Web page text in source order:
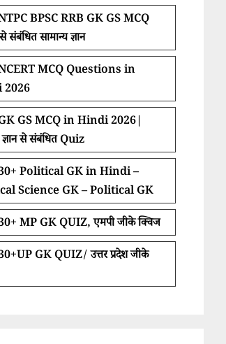
BPSC RRB GK GS MCQ
सामान्य ज्ञान
MCQ Questions in
GS MCQ in Hindi 2026|
ज्ञान से संबंधित Quiz
Political GK in Hindi –
Science GK – Political GK
MP GK QUIZ, एमपी जीके क्विज
GK QUIZ/ उत्तर प्रदेश जीके